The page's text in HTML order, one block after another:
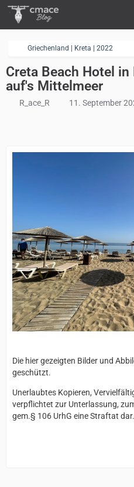
Griechenland | Kreta | 2022
Creta Beach Hotel
auf's Mittelmeer
R_ace_R 11. September
Die hier gezeigten Bilder und
geschützt.
Unerlaubtes Kopieren,
verpflichtet zur Unterlassung,
gem.§ 106 UrhG eine Straftat dar.